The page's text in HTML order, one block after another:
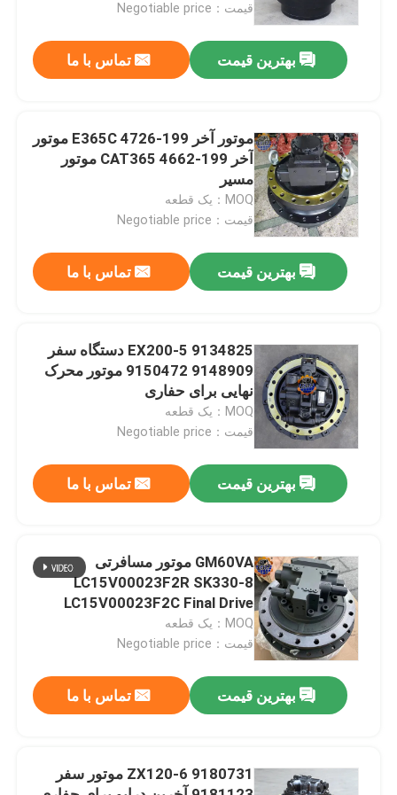
صفحه اصلی
درباره ما
تور کارخانه
کنترل کیفیت
با ما تماس بگیرید
اخبار
درخواست نقل قول
موتور تاب بیل مکانیکی
قیمت：Negotiable price
بهترین قیمت تماس با ما
موتور آخر 199-4726 E365C موتور
آخر 199-4662 CAT365 موتور
مسیر
MOQ：یک قطعه
قیمت：Negotiable price
بهترین قیمت تماس با ما
9134825 EX200-5 دستگاه سفر
9148909 9150472 موتور محرک
نهایی برای حفاری
MOQ：یک قطعه
قیمت：Negotiable price
بهترین قیمت تماس با ما
GM60VA موتور مسافرتی
LC15V00023F2R SK330-8
LC15V00023F2C Final Drive
Assy
MOQ：یک قطعه
قیمت：Negotiable price
بهترین قیمت تماس با ما
9180731 ZX120-6 موتور سفر